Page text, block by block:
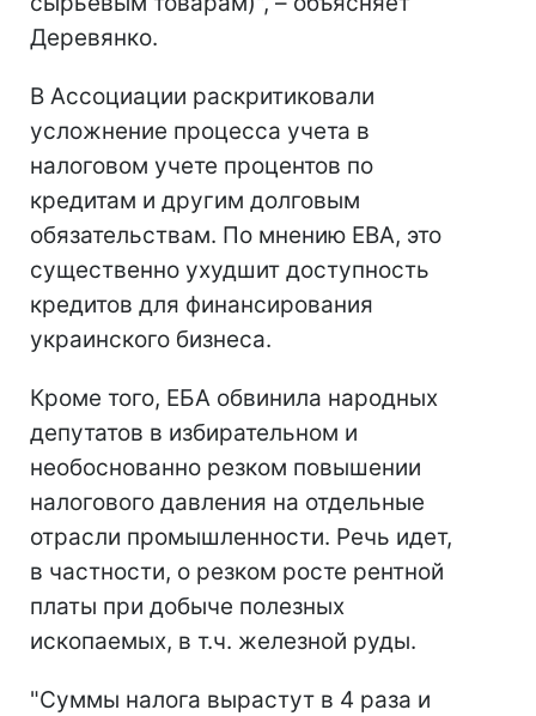
Деревянко.
В Ассоциации раскритиковали
усложнение процесса учета в
налоговом учете процентов по
кредитам и другим долговым
обязательствам. По мнению ЕВА, это
существенно ухудшит доступность
кредитов для финансирования
украинского бизнеса.
Кроме того, ЕБА обвинила народных
депутатов в избирательном и
необоснованно резком повышении
налогового давления на отдельные
отрасли промышленности. Речь идет,
в частности, о резком росте рентной
платы при добыче полезных
ископаемых, в т.ч. железной руды.
"Суммы налога вырастут в 4 раза и